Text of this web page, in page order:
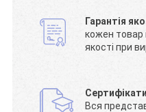
Гарантія
кожен товар
якості при
Вся